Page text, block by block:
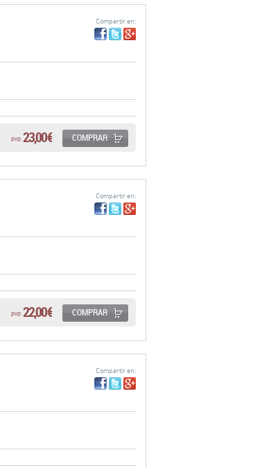
Compartir en:
pvp. 23,00 € COMPRAR
Compartir en:
pvp. 22,00 € COMPRAR
Compartir en: